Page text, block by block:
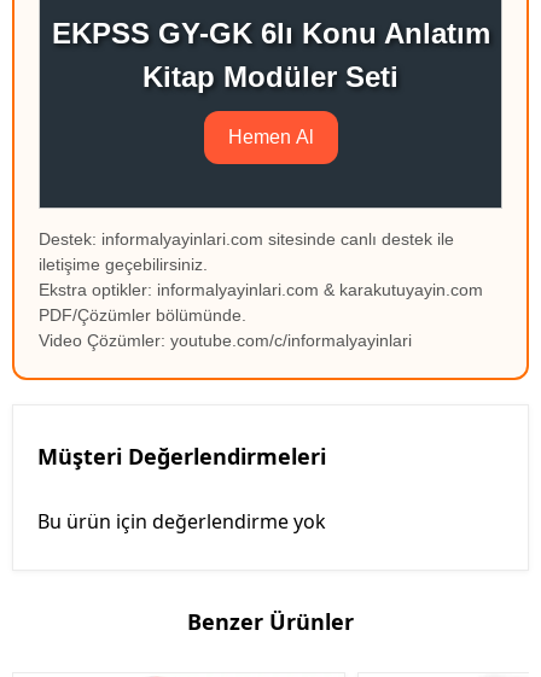
EKPSS GY-GK 6lı Konu Anlatım
Kitap Modüler Seti
Hemen Al
Destek: informalyayinlari.com sitesinde canlı destek ile
iletişime geçebilirsiniz.
Ekstra optikler: informalyayinlari.com & karakutuyayin.com
PDF/Çözümler bölümünde.
Video Çözümler: youtube.com/c/informalyayinlari
Müşteri Değerlendirmeleri
Bu ürün için değerlendirme yok
Benzer Ürünler